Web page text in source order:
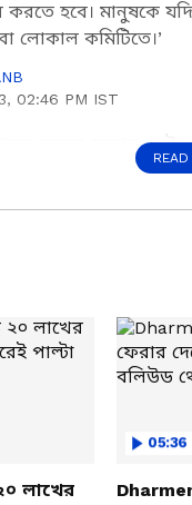
করতে হবে। মানুষকে
লোকাল কমিটিতে।’
02:46 PM IST
সন্ত্রস্ত করার
তা খুঁজে বের করতে
যাবে পার্টি
অভিজিৎ গঙ্গোপাধ্যায়
লাখের
05:36